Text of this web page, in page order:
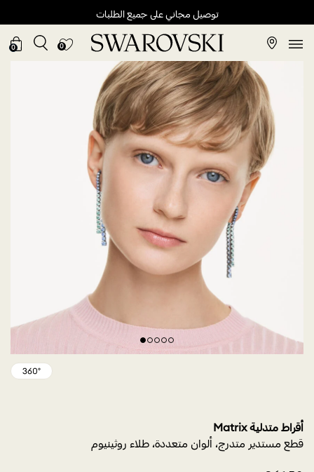
توصيل مجاني على جميع الطلبات
0
0
أقراط متدلية Matrix
قطع مستدير متدرج، ألوان متعددة، طلاء روثينيوم